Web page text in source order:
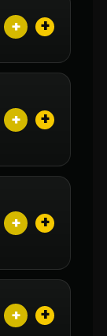
+
+
+
+